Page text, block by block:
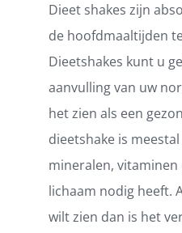
Dieet shakes zijn
de hoofdmaaltijden
Dieetshakes kunt u
aanvulling van uw
het zien als een
dieetshake is
mineralen,
lichaam nodig heeft.
wilt zien dan is het